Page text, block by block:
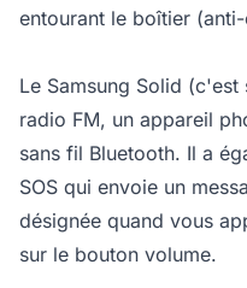
entourant le boîtier
Le Samsung Solid
radio FM, un appareil
sans fil Bluetooth. Il a
SOS qui envoie un
désignée quand vous
sur le bouton volume.